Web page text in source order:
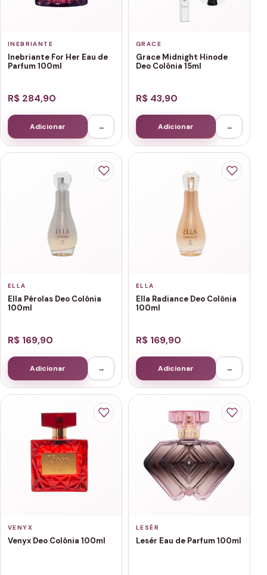
INEBRIANTE
Inebriante For Her Eau de
Parfum 100ml
R$ 284,90
Adicionar →
GRACE
Grace Midnight Hinode
Deo Colônia 15ml
R$ 43,90
Adicionar →
ELLA
Ella Pérolas Deo Colônia
100ml
R$ 169,90
Adicionar →
ELLA
Ella Radiance Deo Colônia
100ml
R$ 169,90
Adicionar →
VENYX
Venyx Deo Colônia 100ml
LESÉR
Lesér Eau de Parfum 100ml